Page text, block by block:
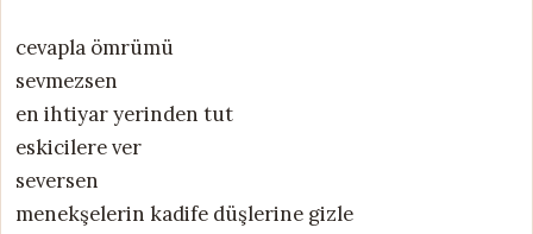
cevapla ömrümü
sevmezsen
en ihtiyar yerinden tut
eskicilere ver
seversen
menekşelerin kadife düşlerine gizle